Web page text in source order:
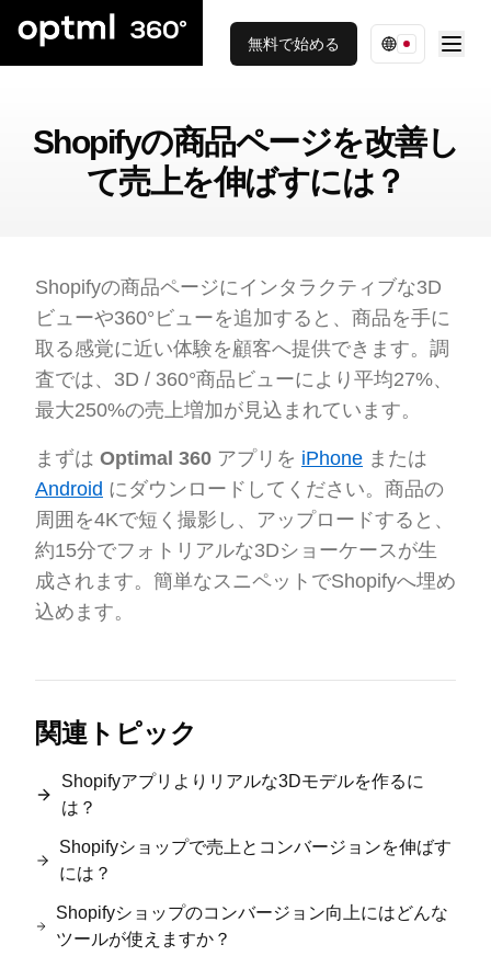
無料で始める
Shopifyの商品ページを改善し
て売上を伸ばすには？
Shopifyの商品ページにインタラクティブな3D
ビューや360°ビューを追加すると、商品を手に
取る感覚に近い体験を顧客へ提供できます。調
査では、3D / 360°商品ビューにより平均27%、
最大250%の売上増加が見込まれています。
まずは Optimal 360 アプリを iPhone または
Android にダウンロードしてください。商品の
周囲を4Kで短く撮影し、アップロードすると、
約15分でフォトリアルな3Dショーケースが生
成されます。簡単なスニペットでShopifyへ埋め
込めます。
関連トピック
Shopifyアプリよりリアルな3Dモデルを作るに
は？
Shopifyショップで売上とコンバージョンを伸ばす
には？
Shopifyショップのコンバージョン向上にはどんな
ツールが使えますか？